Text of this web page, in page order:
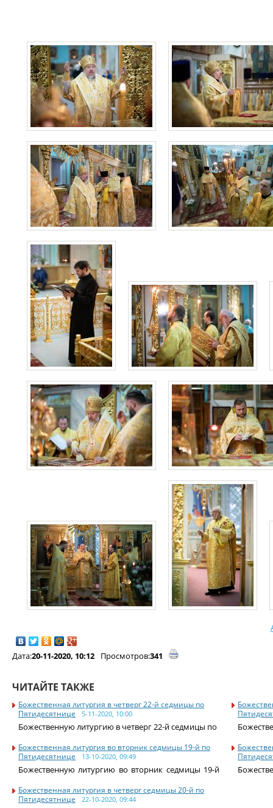
Дата:20-11-2020, 10:12 Просмотров:341
ЧИТАЙТЕ ТАКЖЕ
Божественная литургия в четверг 22-й седмицы по
Пятидесятнице
5-11-2020, 10:00
Божественную литургию в четверг 22-й седмицы по
Божественная литургия во вторник седмицы 19-й по
Пятидесятнице
13-10-2020, 09:49
Божественную литургию во вторник седмицы 19-й
Божественная литургия в четверг седмицы 20-й по
Пятидесятнице
22-10-2020, 09:44